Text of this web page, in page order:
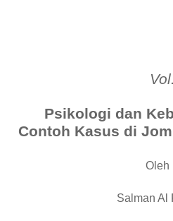
Psikologi dan
Contoh Kasus di
Oleh
Salman Al